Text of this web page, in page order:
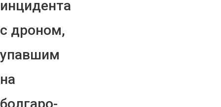
инцидента
с дроном,
упавшим
на